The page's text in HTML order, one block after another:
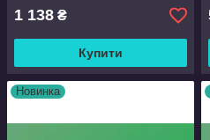
1 138 ₴
Купити
Новинка